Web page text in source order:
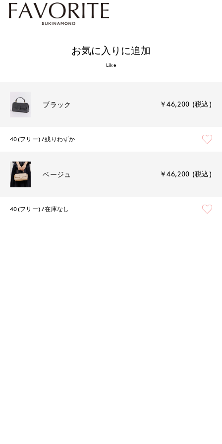
お気に入りに追加
Like
ブラック ￥46,200 (税込)
40(フリー) 残りわずか
ベージュ ￥46,200 (税込)
40(フリー) 在庫なし